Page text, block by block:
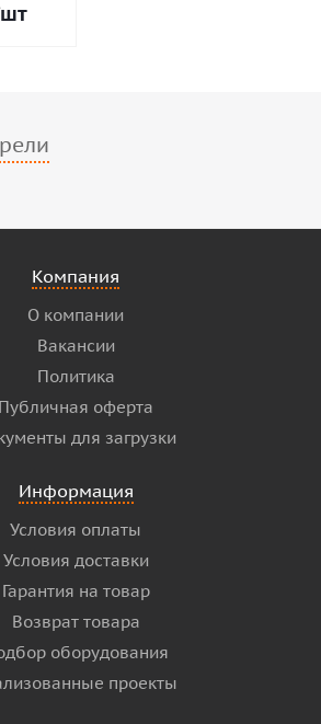
Компания
О компании
Вакансии
Политика
Публичная оферта
для загрузки
Информация
Условия оплаты
Условия доставки
Гарантия на товар
Возврат товара
оборудования
проекты